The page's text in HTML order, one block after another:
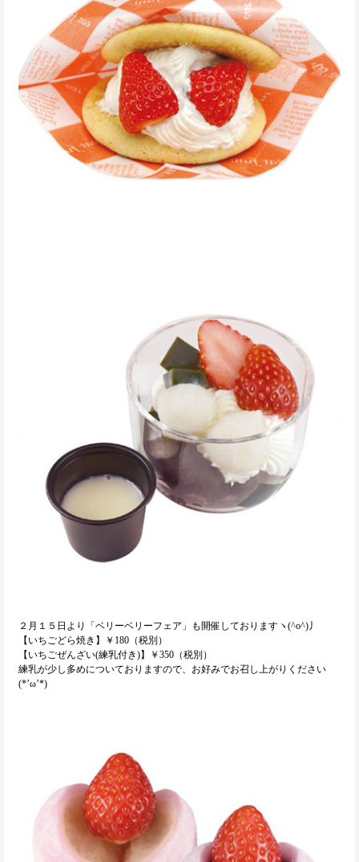
２月１５日より「ベリーベリーフェア」も開催しておりますヽ(^o^)丿
【いちごどら焼き】￥180（税別）
【いちごぜんざい(練乳付き)】￥350（税別）
練乳が少し多めについておりますので、お好みでお召し上がりください
(*’ω’*)